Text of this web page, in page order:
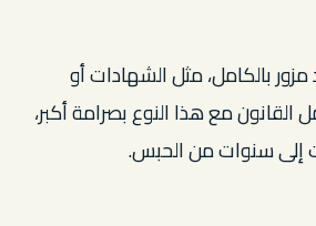
بالكامل، مثل الشهادات أو
القانون مع هذا النوع بصرامة أكبر،
إلى سنوات من الحبس.